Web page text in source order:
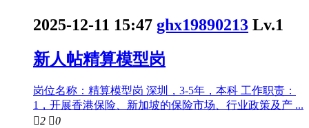
2025-12-11 15:47 ghx19890213 Lv.1
新人帖精算模型岗
岗位名称：精算模型岗 深圳，3-5年，本科 工作职责：
1，开展香港保险、新加坡的保险市场、行业政策及产 ...
2 0